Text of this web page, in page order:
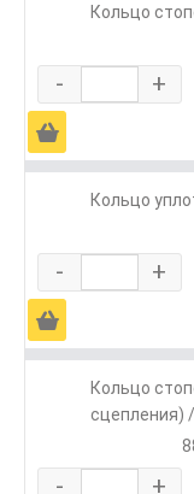
Кольцо
- +
Ä
Кольцо
- +
Ä
Кольцо
сцепления)
- +